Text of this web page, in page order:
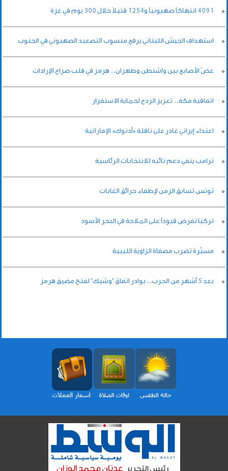
4091 انتهاكاً صهيونياً و1254 قتيلاً خلال 300 يوم في غزة
استهداف الجيش اللبناني يرفع منسوب التصعيد الصهيوني في الجنوب
عضّ الأصابع بين واشنطن وطهران.. هرمز في قلب صراع الإرادات
اتفاقية مكة.. تعزيز الردع لحماية الاستقرار
اعتداء إيراني غادر على ناقلة «أدنوك» الإماراتية
ترامب ينفي دعم نائبه للانتخابات الرئاسية
تونس تسابق الزمن لإطفاء حرائق الغابات
تركيا تفرض قيوداً على الملاحة في البحر الأسود
مسيَّرة تضرب مصفاة الزاوية الليبية
بعد 5 أشهر من الحرب.. بوادر اتفاق "وشيك" لفتح مضيق هرمز